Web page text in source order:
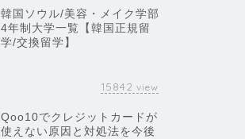
韓国ソウル/美容・メイク学部
4年制大学一覧【韓国正規留
学/交換留学】
15842 view
Qoo10でクレジットカードが
使えない原因と対処法を今後